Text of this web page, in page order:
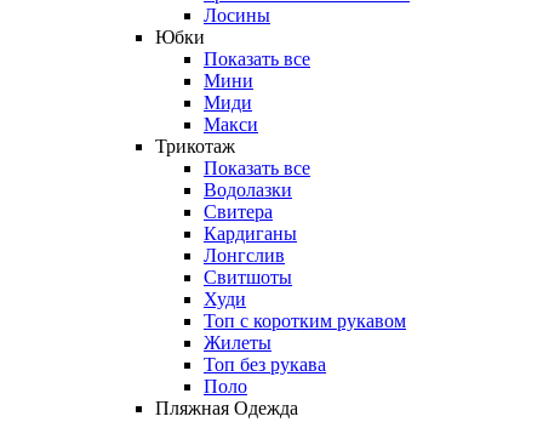
Лосины
Юбки
Показать все
Мини
Миди
Макси
Трикотаж
Показать все
Водолазки
Свитера
Кардиганы
Лонгслив
Свитшоты
Худи
Топ с коротким рукавом
Жилеты
Топ без рукава
Поло
Пляжная Одежда